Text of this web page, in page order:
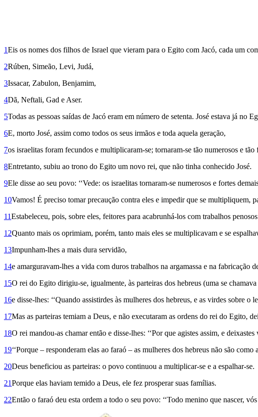
1Eis os nomes dos filhos de Israel que vieram para o Egito com Jacó, cada um
2Rúben, Simeão, Levi, Judá,
3Issacar, Zabulon, Benjamim,
4Dã, Neftali, Gad e Aser.
5Todas as pes­soas saídas de Jacó eram em número de setenta. José estava já no
6E, morto José, assim como todos os seus irmãos e toda aquela geração,
7os israelitas foram fecundos e multiplicaram-se; tornaram-se tão numerosos e
8Entretanto, subiu ao trono do Egito um novo rei, que não tinha conhecido José.
9Ele disse ao seu povo: ‘‘Vede: os israelitas tornaram-se numerosos e fortes
10Vamos! É preciso tomar precaução contra eles e impedir que se multipliquem,
11Estabeleceu, pois, sobre eles, feitores para acabrunhá-los com trabalhos
12Quanto mais os oprimiam, porém, tanto mais eles se multiplicavam e se
13Impunham-lhes a mais dura servidão,
14e amarguravam-lhes a vida com duros traba­lhos na argamassa e na fabricação
15O rei do Egito dirigiu-se, igualmente, às parteiras dos hebreus (uma se
16e disse-lhes: ‘‘Quando assistirdes às mulheres dos hebreus, e as virdes sobre
17Mas as parteiras temiam a Deus, e não executaram as ordens do rei do Egito,
18O rei mandou-as chamar então e disse-lhes: ‘‘Por que agistes assim, e deixastes
19‘‘Porque – responderam elas ao faraó – as mulheres dos hebreus não são
20Deus beneficiou as parteiras: o povo continuou a multiplicar-se e a espa­lhar-se.
21Porque elas haviam temido a Deus, ele fez prosperar suas famílias.
22Então o faraó deu esta ordem a todo o seu povo: ‘‘Todo menino que nascer,